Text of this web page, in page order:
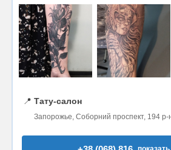
📍 Тату-салон
Запорожье, Соборний проспект, 194 р-